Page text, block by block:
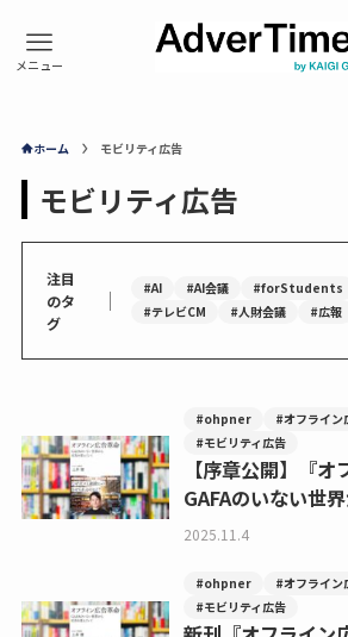
ホーム モビリティ広告
モビリティ広告
注目
のタ
グ
｜ #AI #AI会議 #forStudents
#テレビCM
#人財会議 #広報
#ohpner
#オフライン
#モビリティ広告
【序章公開】『
GAFAのいない世
2025.11.4
#ohpner
#オフライン
#モビリティ広告